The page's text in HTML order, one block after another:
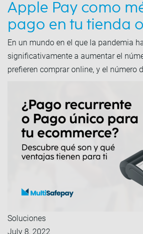
Apple Pay como
pago en tu tienda
En un mundo en el que la pandemia
significativamente a aumentar el
prefieren comprar online, y el número
Soluciones
July 8, 2022